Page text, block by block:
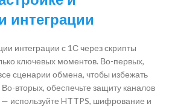
интеграции
интеграции с 1С через скрипты
ключевых моментов. Во-первых,
сценарии обмена, чтобы избежать
вторых, обеспечьте защиту каналов
используйте HTTPS, шифрование и